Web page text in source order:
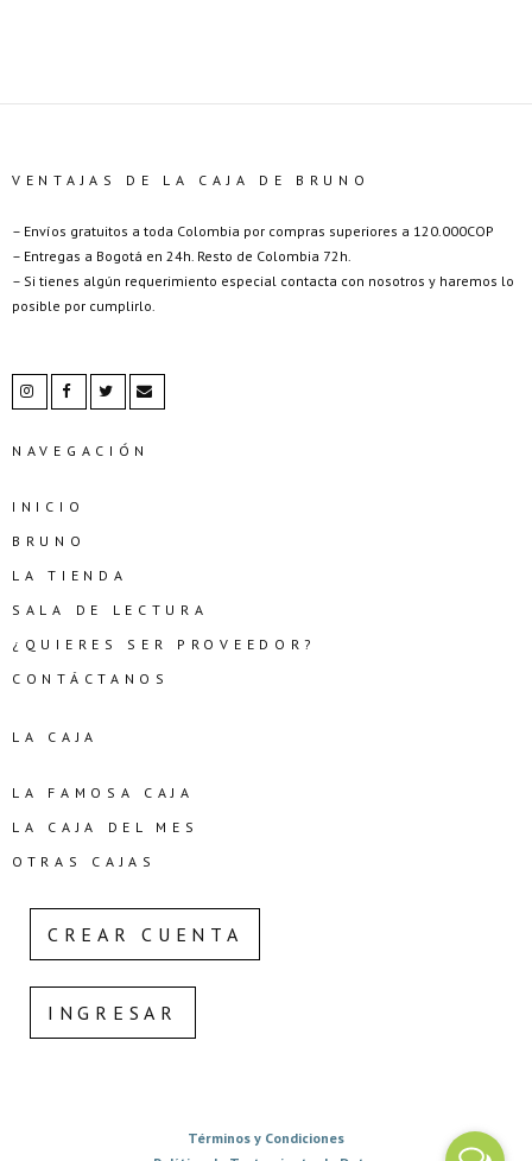
VENTAJAS DE LA CAJA DE BRUNO
– Envíos gratuitos a toda Colombia por compras superiores a 120.000COP
– Entregas a Bogotá en 24h. Resto de Colombia 72h.
– Si tienes algún requerimiento especial contacta con nosotros y haremos lo
posible por cumplirlo.
NAVEGACIÓN
INICIO
BRUNO
LA TIENDA
SALA DE LECTURA
¿QUIERES SER PROVEEDOR?
CONTÁCTANOS
LA CAJA
LA FAMOSA CAJA
LA CAJA DEL MES
OTRAS CAJAS
CREAR CUENTA
INGRESAR
Términos y Condiciones